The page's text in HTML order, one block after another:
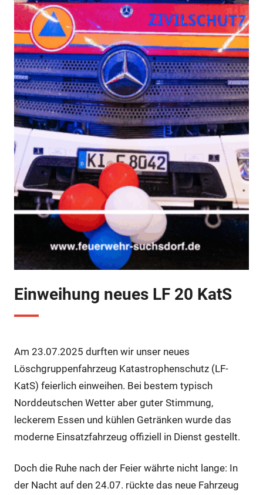
Einweihung neues LF 20 KatS
Am 23.07.2025 durften wir unser neues
Löschgruppenfahrzeug Katastrophenschutz (LF-
KatS) feierlich einweihen. Bei bestem typisch
Norddeutschen Wetter aber guter Stimmung,
leckerem Essen und kühlen Getränken wurde das
moderne Einsatzfahrzeug offiziell in Dienst gestellt.
Doch die Ruhe nach der Feier währte nicht lange: In
der Nacht auf den 24.07. rückte das neue Fahrzeug